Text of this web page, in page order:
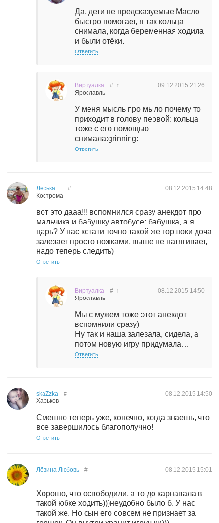
Да, дети не предсказуемые.Масло
быстро помогает, я так кольца
снимала, когда беременная ходила
и были отёки.
Ответить
Виртуалка
Ярославль
09.12.2015 21:26
# ↑
У меня мысль про мыло почему то
приходит в голову первой: кольца
тоже с его помощью
снимала:grinning:
Ответить
Леська
Кострома
08.12.2015 14:48
#
вот это дааа!!! вспомнился сразу анекдот про
мальчика и бабушку автобусе: бабушка, а я
царь? У нас кстати точно такой же горшоки доча
залезает просто ножками, выше не натягивает,
надо теперь следить)
Ответить
Виртуалка
Ярославль
08.12.2015 14:50
# ↑
Мы с мужем тоже этот анекдот
вспомнили сразу)
Ну так и наша залезала, сидела, а
потом новую игру придумала…
Ответить
skaZzka
Харьков
08.12.2015 14:50
#
Смешно теперь уже, конечно, когда знаешь, что
все завершилось благополучно!
Ответить
Лёвина Любовь 08.12.2015 15:01
#
Хорошо, что освободили, а то до карнавала в
такой юбке ходить)))неудобно было б. У нас
такой же. Но сын его совсем не признает за